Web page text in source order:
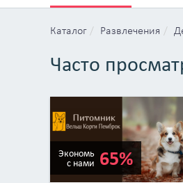
Каталог Развлечения
Часто
Экономь
с нами 65%